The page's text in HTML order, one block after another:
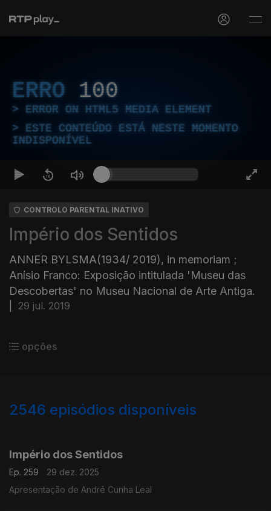
ERRO 100
ERROR ON HTML5 MEDIA ELEMENT
ESTE CONTEÚDO ESTÁ NESTE MOMENTO
INDISPONÍVEL
CONTROLO PARENTAL INATIVO
Império dos Sentidos
ANNER BYLSMA(1934/ 2019), in memoriam ;
Anísio Franco: Exposição intitulada 'Museu das
Descobertas' no Museu Nacional de Arte Antiga.
29 jul. 2019
opções
2546 episódios disponíveis
Império dos Sentidos
Ep. 259
29 dez. 2025
Apresentação de André Cunha Leal